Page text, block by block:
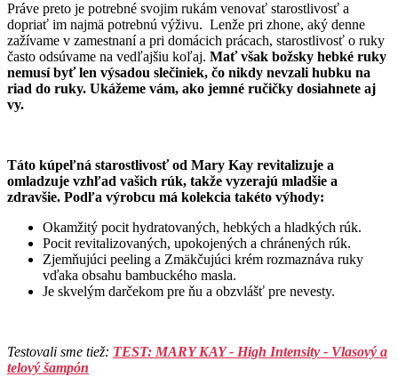
Práve preto je potrebné svojim rukám venovať starostlivosť a
dopriať im najmä potrebnú výživu. Lenže pri zhone, aký denne
zažívame v zamestnaní a pri domácich prácach, starostlivosť o ruky
často odsúvame na vedľajšiu koľaj. Mať však božsky hebké ruky
nemusí byť len výsadou slečiniek, čo nikdy nevzali hubku na
riad do ruky. Ukážeme vám, ako jemné ručičky dosiahnete aj
vy.
Táto kúpeľná starostlivosť od Mary Kay revitalizuje a
omladzuje vzhľad vašich rúk, takže vyzerajú mladšie a
zdravšie. Podľa výrobcu má kolekcia takéto výhody:
Okamžitý pocit hydratovaných, hebkých a hladkých rúk.
Pocit revitalizovaných, upokojených a chránených rúk.
Zjemňujúci peeling a Zmäkčujúci krém rozmaznáva ruky
vďaka obsahu bambuckého masla.
Je skvelým darčekom pre ňu a obzvlášť pre nevesty.
Testovali sme tiež: TEST: MARY KAY - High Intensity - Vlasový a
telový šampón